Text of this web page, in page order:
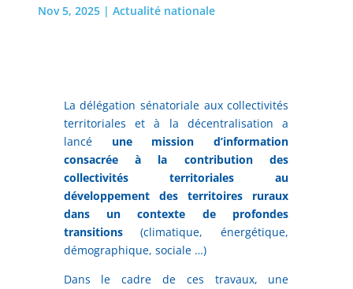
Nov 5, 2025| Actualité nationale
La délégation sénatoriale aux collectivités
territoriales et à la décentralisation a
lancé une mission d’information
consacrée à la contribution des
collectivités territoriales au
développement des territoires ruraux
dans un contexte de profondes
transitions(climatique, énergétique,
démographique, sociale …)
Dans le cadre de ces travaux, une